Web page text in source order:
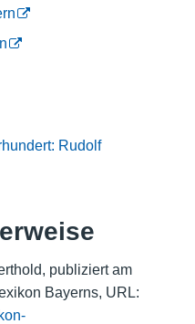
Rudolf
publiziert am
Bayerns, URL: